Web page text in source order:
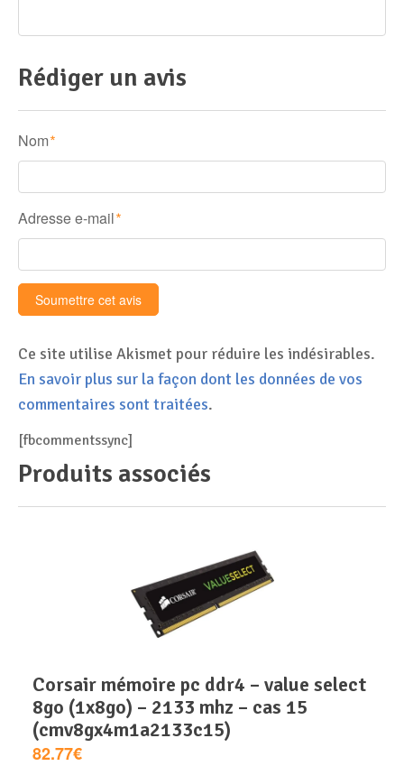
Rédiger un avis
Nom *
Adresse e-mail *
Ce site utilise Akismet pour réduire les indésirables.
En savoir plus sur la façon dont les données de vos
commentaires sont traitées.
[fbcommentssync]
Produits associés
corsair mémoire pc ddr4 – value select
8go (1x8go) – 2133 mhz – cas 15
(cmv8gx4m1a2133c15)
82.77€